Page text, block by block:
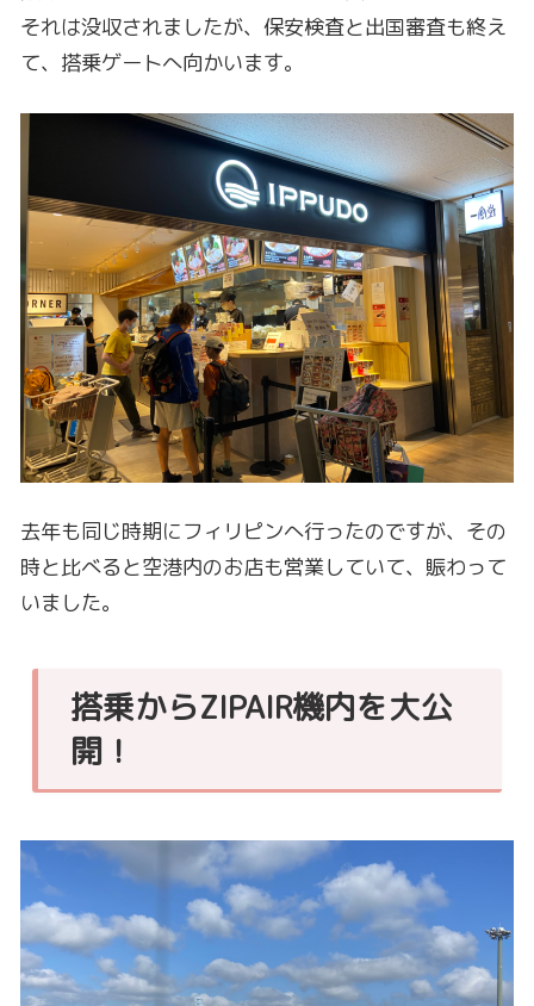
去年も同じ時期にフィリピンへ行ったのですが、その
時と比べると空港内のお店も営業していて、賑わって
いました。
搭乗からZIPAIR機内を大公
開！